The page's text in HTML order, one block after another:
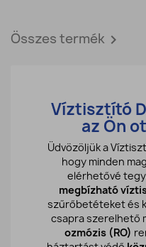
Összes termék 
Víztisztító
az Ön
Üdvözöljük a
hogy minden
elérhetővé
megbízható
szűrőbetéteket és
csapra szerelhető
ozmózis (RO)